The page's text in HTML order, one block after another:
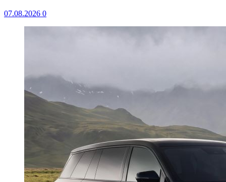
07.08.2026 0